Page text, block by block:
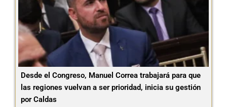
Desde el Congreso, Manuel Correa trabajará para que
las regiones vuelvan a ser prioridad, inicia su gestión
por Caldas